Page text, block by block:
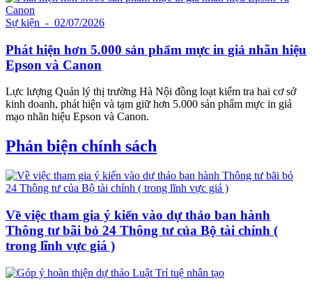
Sự kiện - 02/07/2026
Phát hiện hơn 5.000 sản phẩm mực in giả nhãn hiệu
Epson và Canon
Lực lượng Quản lý thị trường Hà Nội đồng loạt kiểm tra hai cơ sở
kinh doanh, phát hiện và tạm giữ hơn 5.000 sản phẩm mực in giả
mạo nhãn hiệu Epson và Canon.
Phản biện chính sách
Về việc tham gia ý kiến vào dự thảo ban hành
Thông tư bãi bỏ 24 Thông tư của Bộ tài chính (
trong lĩnh vực giá )